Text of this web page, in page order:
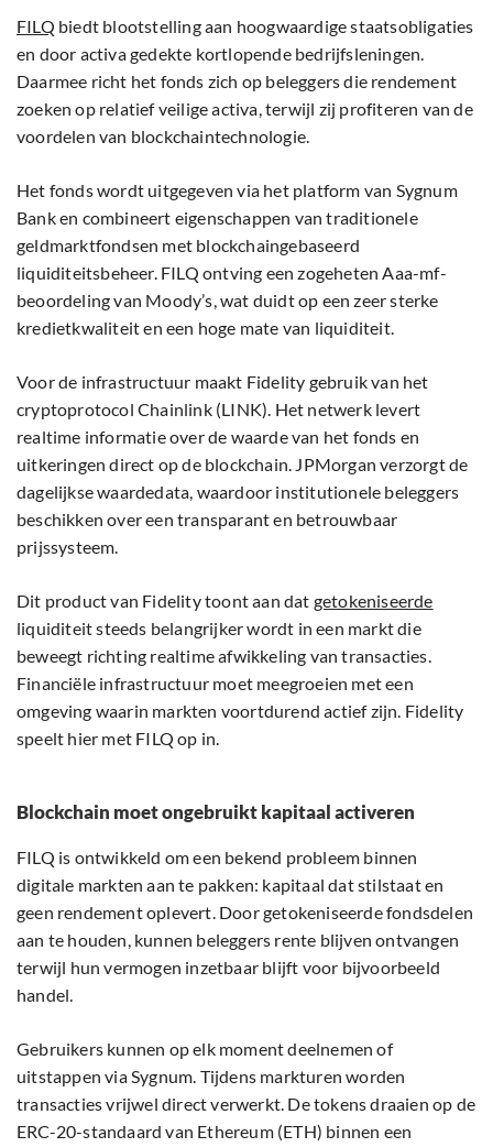
FILQ biedt blootstelling aan hoogwaardige staatsobligaties
en door activa gedekte kortlopende bedrijfsleningen.
Daarmee richt het fonds zich op beleggers die rendement
zoeken op relatief veilige activa, terwijl zij profiteren van de
voordelen van blockchaintechnologie.
Het fonds wordt uitgegeven via het platform van Sygnum
Bank en combineert eigenschappen van traditionele
geldmarktfondsen met blockchaingebaseerd
liquiditeitsbeheer. FILQ ontving een zogeheten Aaa-mf-
beoordeling van Moody’s, wat duidt op een zeer sterke
kredietkwaliteit en een hoge mate van liquiditeit.
Voor de infrastructuur maakt Fidelity gebruik van het
cryptoprotocol Chainlink (LINK). Het netwerk levert
realtime informatie over de waarde van het fonds en
uitkeringen direct op de blockchain. JPMorgan verzorgt de
dagelijkse waardedata, waardoor institutionele beleggers
beschikken over een transparant en betrouwbaar
prijssysteem.
Dit product van Fidelity toont aan dat getokeniseerde
liquiditeit steeds belangrijker wordt in een markt die
beweegt richting realtime afwikkeling van transacties.
Financiële infrastructuur moet meegroeien met een
omgeving waarin markten voortdurend actief zijn. Fidelity
speelt hier met FILQ op in.
Blockchain moet ongebruikt kapitaal activeren
FILQ is ontwikkeld om een bekend probleem binnen
digitale markten aan te pakken: kapitaal dat stilstaat en
geen rendement oplevert. Door getokeniseerde fondsdelen
aan te houden, kunnen beleggers rente blijven ontvangen
terwijl hun vermogen inzetbaar blijft voor bijvoorbeeld
handel.
Gebruikers kunnen op elk moment deelnemen of
uitstappen via Sygnum. Tijdens markturen worden
transacties vrijwel direct verwerkt. De tokens draaien op de
ERC-20-standaard van Ethereum (ETH) binnen een